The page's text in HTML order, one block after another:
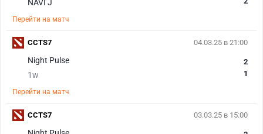
NAVI J
Перейти на матч
04.03.25 в 21:00
Night Pulse
1w
2
1
Перейти на матч
CCTS7
03.03.25 в 15:00
CCTS7